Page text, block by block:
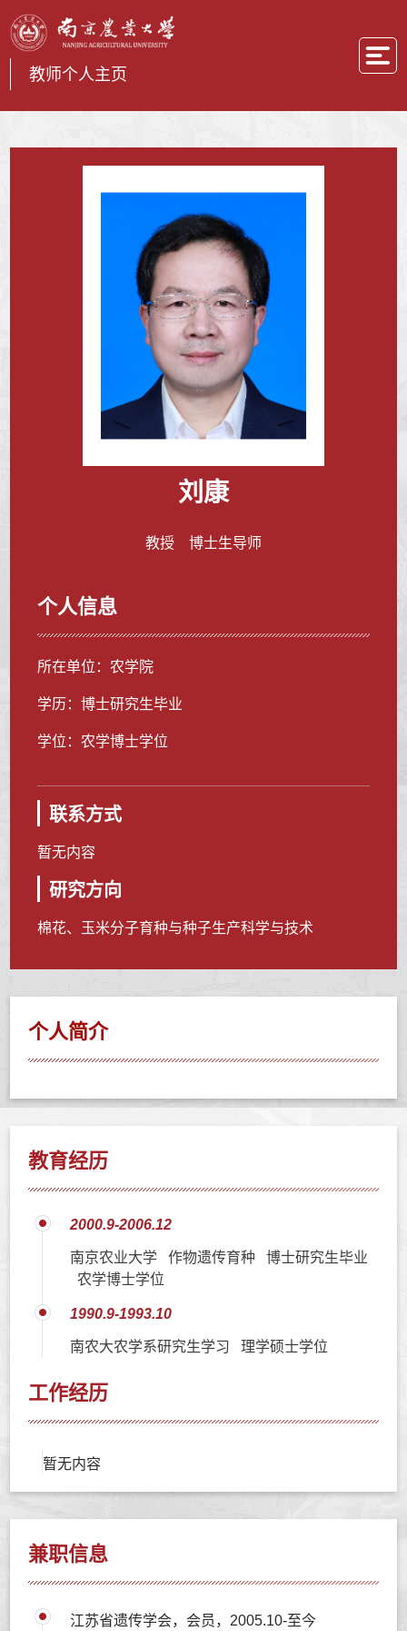
教师个人主页
刘康
教授 博士生导师
个人信息
所在单位：农学院
学历：博士研究生毕业
学位：农学博士学位
联系方式
暂无内容
研究方向
棉花、玉米分子育种与种子生产科学与技术
个人简介
教育经历
2000.9-2006.12
南京农业大学 作物遗传育种 博士研究生毕业
农学博士学位
1990.9-1993.10
南农大农学系研究生学习 理学硕士学位
工作经历
暂无内容
兼职信息
江苏省遗传学会，会员，2005.10-至今